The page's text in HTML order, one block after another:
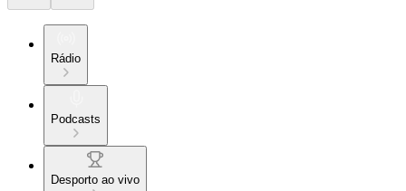
Rádio
Podcasts
Desporto ao vivo